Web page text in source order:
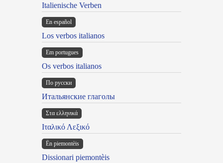
Italienische Verben
En español
Los verbos italianos
Em portugues
Os verbos italianos
По русски
Итальянские глаголы
Στα ελληνικά
Ιταλικό Λεξικό
Ën piemontèis
Dissionari piemontèis